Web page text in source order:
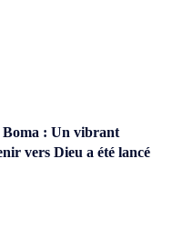
Boma : Un vibrant
vers Dieu a été lancé